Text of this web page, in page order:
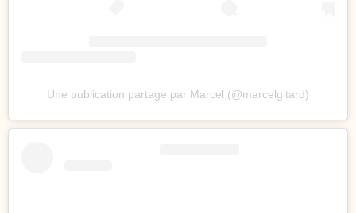
Une publication partage par Marcel (@marcelgitard)